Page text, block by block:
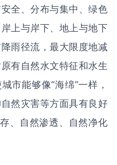
全、分布与集中、绿色
上与岸下、地上与地下
雨径流，最大限度地减
有自然水文特征和水生
市能够像“海绵”一样，
然灾害等方面具有良好
、自然渗透、自然净化